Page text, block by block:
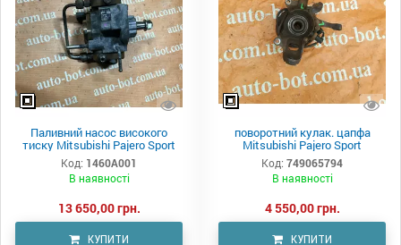
Паливний насос високого
тиску Mitsubishi Pajero Sport
Код: 1460A001
В наявності
13 650,00 грн.
КУПИТИ
поворотний кулак. цапфа
Mitsubishi Pajero Sport
Код: 749065794
В наявності
4 550,00 грн.
КУПИТИ